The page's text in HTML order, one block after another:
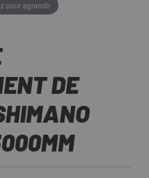
pour agrandir
DE